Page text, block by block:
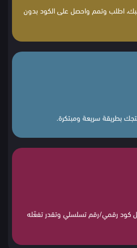
اطلب وتمم واحصل على الكود بدون
بطريقة سريعة ومبتكرة.
كود رقمي/رقم تسلسلي وتقدر تفعّله